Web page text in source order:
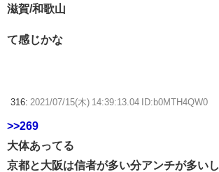
滋賀/和歌山
て感じかな
316: 2021/07/15(木) 14:39:13.04 ID:b0MTH4QW0
>>269
大体あってる
京都と大阪は信者が多い分アンチが多いし